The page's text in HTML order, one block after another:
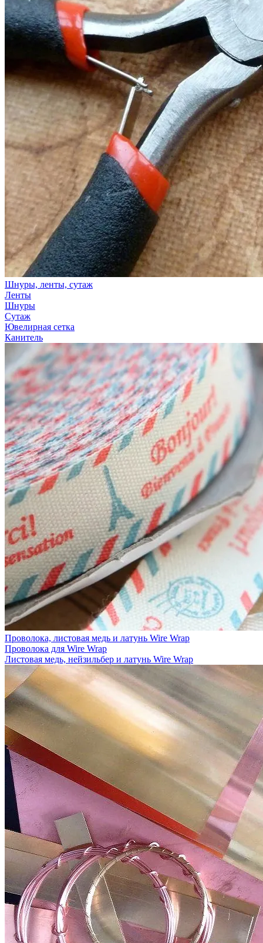
Шнуры, ленты, сутаж
Ленты
Шнуры
Сутаж
Ювелирная сетка
Канитель
Проволока, листовая медь и латунь Wire Wrap
Проволока для Wire Wrap
Листовая медь, нейзильбер и латунь Wire Wrap